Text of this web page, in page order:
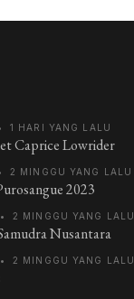
1 HARI YANG LALU
Caprice Lowrider
2 MINGGU YANG LALU
2023
• 2 MINGGU YANG LALU
Nusantara
• 2 MINGGU YANG LALU